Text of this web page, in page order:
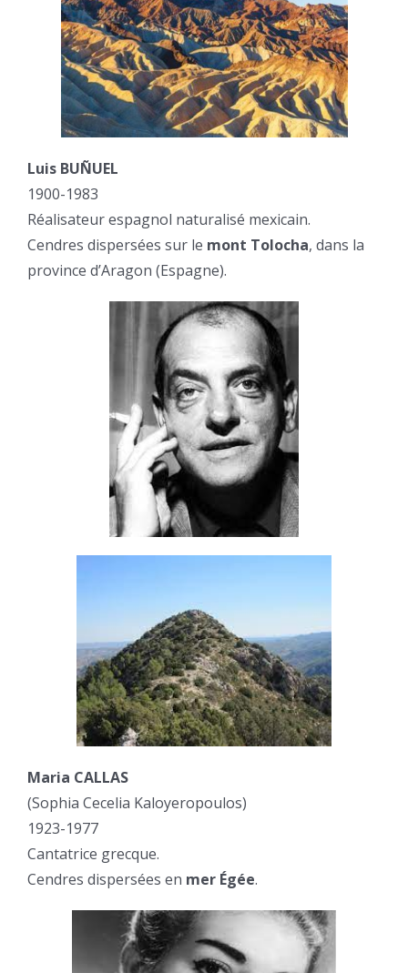
Luis BUÑUEL
1900-1983
Réalisateur espagnol naturalisé mexicain.
Cendres dispersées sur le mont Tolocha, dans la
province d’Aragon (Espagne).
Maria CALLAS
(Sophia Cecelia Kaloyeropoulos)
1923-1977
Cantatrice grecque.
Cendres dispersées en mer Égée.